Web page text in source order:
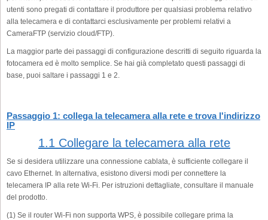
utenti sono pregati di contattare il produttore per qualsiasi problema relativo
alla telecamera e di contattarci esclusivamente per problemi relativi a
CameraFTP (servizio cloud/FTP).
La maggior parte dei passaggi di configurazione descritti di seguito riguarda la
fotocamera ed è molto semplice. Se hai già completato questi passaggi di
base, puoi saltare i passaggi 1 e 2.
Passaggio 1: collega la telecamera alla rete e trova l'indirizzo
IP
1.1 Collegare la telecamera alla rete
Se si desidera utilizzare una connessione cablata, è sufficiente collegare il
cavo Ethernet. In alternativa, esistono diversi modi per connettere la
telecamera IP alla rete Wi-Fi. Per istruzioni dettagliate, consultare il manuale
del prodotto.
(1) Se il router Wi-Fi non supporta WPS, è possibile collegare prima la